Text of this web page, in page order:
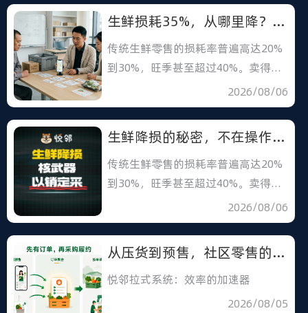
生鲜损耗35%，从哪里降？从链路结构上降
传统生鲜零售的损耗率普遍高达20%
到30%，旺季甚至超过40%。卖得越
2026/08/06
生鲜降损的秘密，不在操作更仔细，而在结构更聪明
传统生鲜零售的损耗率普遍高达20%
到30%，旺季甚至超过40%。卖得越
2026/08/06
从压货到预售，社区零售的效率革命从选对系统开始
悦邻拉式系统：效率的加速器
2026/08/05